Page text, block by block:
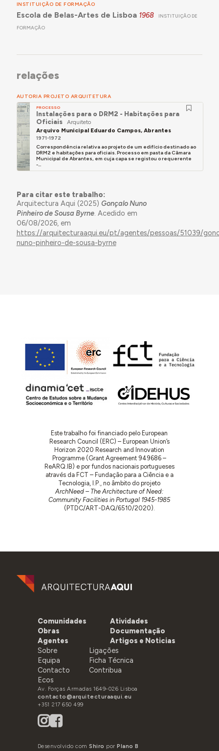
INSTITUIÇÃO DE FORMAÇÃO
Escola de Belas-Artes de Lisboa 1968 INSTITUIÇÃO DE
FORMAÇÃO
relações
AUTORIA PROJETO ARQUITETURA
PROCESSO
Instalações para o DRM2 - Habitações para
Oficiais
Arquiteto
Arquivo Municipal Eduardo Campos, Abrantes
1971-1972
Correspondência relativa ao projeto de um edifício destinado ao
DRM2 e habitações para oficiais. Processo em pasta da Câmara
Municipal de Abrantes, em cuja capa se registou o requerente
-...
Para citar este trabalho:
Arquitectura Aqui (2025) Gonçalo Nuno
Pinheiro de Sousa Byrne. Acedido em
06/08/2026, em
https://arquitecturaaqui.eu/pt/agentes/pessoas/51039/
nuno-pinheiro-de-sousa-byrne
Este trabalho foi financiado pelo European
Research Council (ERC) – European Union’s
Horizon 2020 Research and Innovation
Programme (Grant Agreement 949686 –
ReARQ.IB) e por fundos nacionais portugueses
através da FCT – Fundação para a Ciência e a
Tecnologia, I.P., no âmbito do projeto
ArchNeed – The Architecture of Need:
Community Facilities in Portugal 1945-1985
(PTDC/ART-DAQ/6510/2020).
Comunidades
Obras
Agentes
Atividades
Documentação
Artigos e Noticias
Sobre
Equipa
Contacto
Ecos
Ligações
Ficha Técnica
Contribua
Av. Forças Armadas 1649-026 Lisboa
contacto@arquitecturaaqui.eu
+351 217 650 499
Desenvolvido comShiro porPlano B